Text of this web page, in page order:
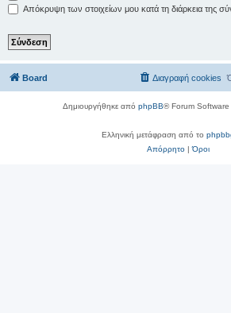
Απόκρυψη των στοιχείων μου κατά τη διάρκεια της
Board Διαγραφή cookies
Δημιουργήθηκε από phpBB® Forum
Ελληνική μετάφραση από το
Απόρρητο|Όροι